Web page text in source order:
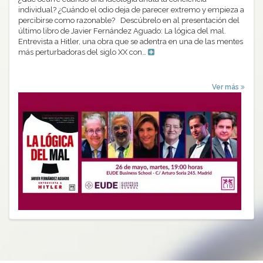
individual? ¿Cuándo el odio deja de parecer extremo y empieza a
percibirse como razonable? Descúbrelo en al presentación del
último libro de Javier Fernández Aguado: La lógica del mal.
Entrevista a Hitler, una obra que se adentra en una de las mentes
más perturbadoras del siglo XX con…
Ver más